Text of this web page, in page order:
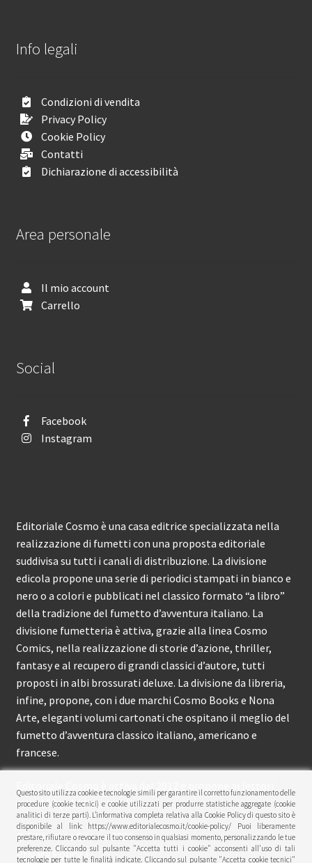
Info legali
Condizioni di vendita
Privacy Policy
Cookie Policy
Contatti
Dichiarazione di accessibilità
Area personale
Il mio account
Carrello
Social
Facebook
Instagram
Editoriale Cosmo è una casa editrice specializzata nella
realizzazione di fumetti con una proposta editoriale
suddivisa su tutti i canali di distribuzione. La divisione
edicola propone una serie di periodici stampati in bianco e
nero o a colori e pubblicati nel classico formato “a libro”
della tradizione del fumetto d’avventura italiano. La
divisione fumetteria è attiva, grazie alla linea Cosmo
Comics, nella realizzazione di storie d’azione, thriller,
fantasy e al recupero di grandi classici d’autore, tutti
proposti in albi brossurati deluxe. La divisione da libreria,
infine, propone, con i due marchi Cosmo Books e Nona
Arte, eleganti volumi cartonati che ospitano il meglio del
fumetto d’avventura classico italiano, americano e
francese.
circa 150 pubblicazioni l’anno.
© Editoriale Cosmo 2026
Privacy Policy
Questo sito utilizza cookie e tecnologie simili per garantire il corretto funzionamento delle
procedure (cookie tecnici) e cookie utilizzati per produrre statistiche aggregate (cookie
analitici di terze parti). L’informativa completa relativa alla Cookie Policy di questo sito è
disponibile al link: https://www.editorialecosmo.it/cookie-policy/ Puoi liberamente
prestare, rifiutare o revocare il tuo consenso in qualsiasi momento, personalizzando le tue
preferenze. Cliccando sul pulsante "Accetta tutti i cookie" acconsenti all'uso di tali
tecnologie per tutte le finalità indicate. Cliccando sul pulsante "Accetta cookie tecnici"